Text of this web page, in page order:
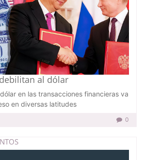
al dólar
en las transacciones financieras va
en diversas latitudes
0